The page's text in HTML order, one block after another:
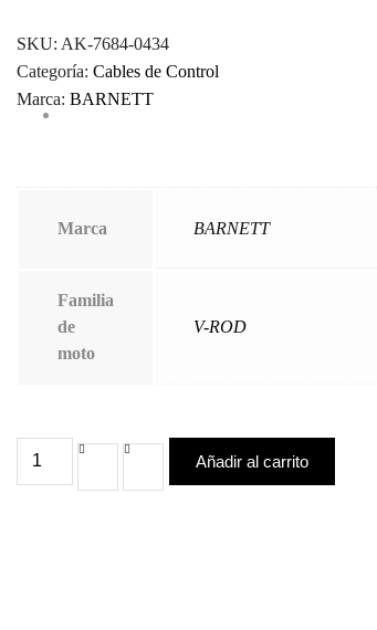
SKU: AK-7684-0434
Categoría: Cables de Control
Marca: BARNETT
Marca BARNETT
Familia
de
moto
V-ROD
Añadir al carrito